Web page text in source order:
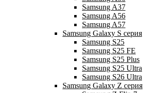
Samsung A37
Samsung A56
Samsung A57
Samsung Galaxy S серия
Samsung S25
Samsung S25 FE
Samsung S25 Plus
Samsung S25 Ultra
Samsung S26 Ultra
Samsung Galaxy Z серия